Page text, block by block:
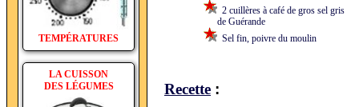
TEMPÉRATURES
LA CUISSON
DES LÉGUMES
2 cuillères à café de gros sel gris
de Guérande
Sel fin, poivre du moulin
Recette :